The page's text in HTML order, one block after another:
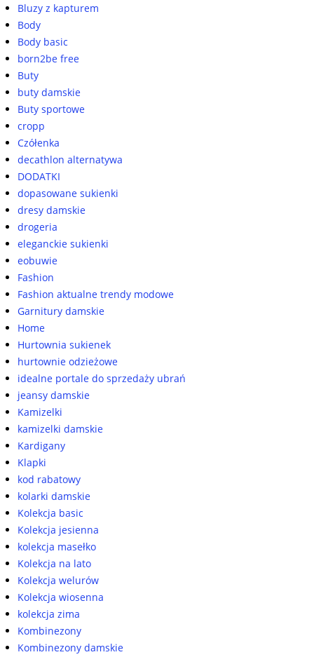
Bluzy z kapturem
Body
Body basic
born2be free
Buty
buty damskie
Buty sportowe
cropp
Czółenka
decathlon alternatywa
DODATKI
dopasowane sukienki
dresy damskie
drogeria
eleganckie sukienki
eobuwie
Fashion
Fashion aktualne trendy modowe
Garnitury damskie
Home
Hurtownia sukienek
hurtownie odzieżowe
idealne portale do sprzedaży ubrań
jeansy damskie
Kamizelki
kamizelki damskie
Kardigany
Klapki
kod rabatowy
kolarki damskie
Kolekcja basic
Kolekcja jesienna
kolekcja masełko
Kolekcja na lato
Kolekcja welurów
Kolekcja wiosenna
kolekcja zima
Kombinezony
Kombinezony damskie